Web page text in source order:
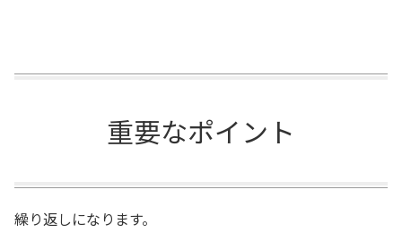
重要なポイント
繰り返しになります。